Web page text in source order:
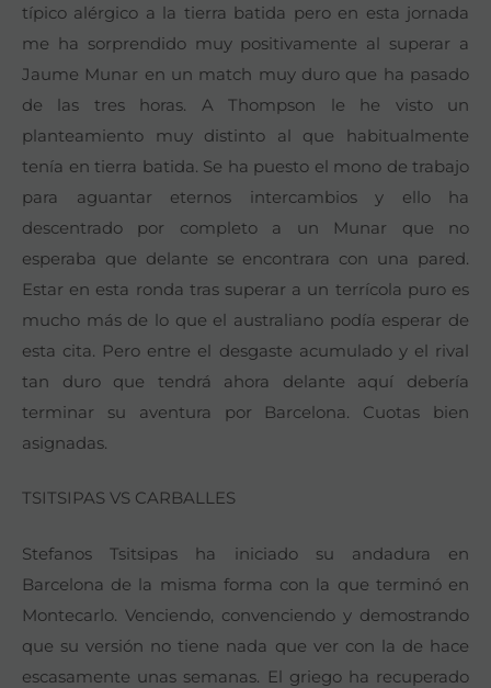
típico alérgico a la tierra batida pero en esta jornada
me ha sorprendido muy positivamente al superar a
Jaume Munar en un match muy duro que ha pasado
de las tres horas. A Thompson le he visto un
planteamiento muy distinto al que habitualmente
tenía en tierra batida. Se ha puesto el mono de trabajo
para aguantar eternos intercambios y ello ha
descentrado por completo a un Munar que no
esperaba que delante se encontrara con una pared.
Estar en esta ronda tras superar a un terrícola puro es
mucho más de lo que el australiano podía esperar de
esta cita. Pero entre el desgaste acumulado y el rival
tan duro que tendrá ahora delante aquí debería
terminar su aventura por Barcelona. Cuotas bien
asignadas.
TSITSIPAS VS CARBALLES
Stefanos Tsitsipas ha iniciado su andadura en
Barcelona de la misma forma con la que terminó en
Montecarlo. Venciendo, convenciendo y demostrando
que su versión no tiene nada que ver con la de hace
escasamente unas semanas. El griego ha recuperado